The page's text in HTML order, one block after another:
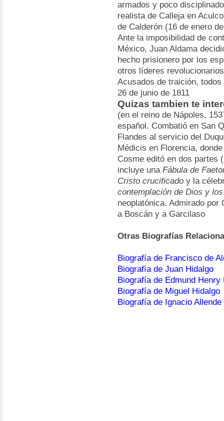
armados y poco
realista de Calleja en
de Calderón (16 de enero
Ante la imposibilidad de
México, Juan Aldama
hecho prisionero por los
otros líderes
Acusados de traición,
26 de junio de 1811
Quizas tambien te
(en el reino de Nápoles,
español. Combatió en San
Flandes al servicio del
Médicis en Florencia,
Cosme editó en dos partes
incluye una Fábula de
Cristo crucificado y la
contemplación de Dios y
neoplatónica. Admirado por
a Boscán y a Garcilaso
Otras Biografías
Biografía de Francisco de
Biografía de Juan Hidalgo
Biografía de Edmund Henry
Biografía de Miguel Hidalgo
Biografía de Ignacio Allende